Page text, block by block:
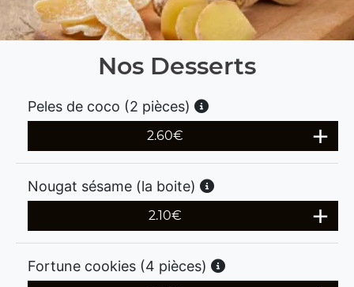
Nos Desserts
Peles de coco (2 pièces)
2.60€
Nougat sésame (la boite)
2.10€
Fortune cookies (4 pièces)